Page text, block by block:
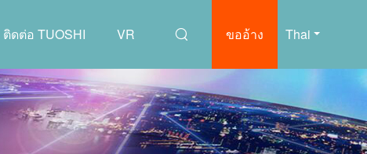
Thai
ขออ้าง
ติดต่อ TUOSHI VR